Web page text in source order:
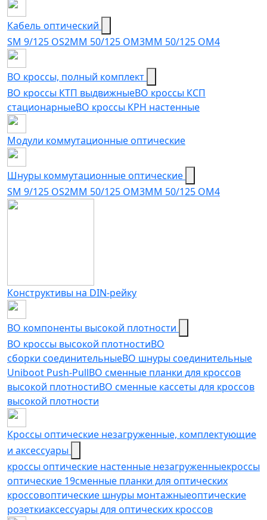
Кабель оптический
SM 9/125 OS2MM 50/125 OM3MM 50/125 OM4
ВО кроссы, полный комплект
ВО кроссы КТП выдвижныеВО кроссы КСП
стационарныеВО кроссы КРН настенные
Модули коммутационные оптические
Шнуры коммутационные оптические
SM 9/125 OS2MM 50/125 OM3MM 50/125 OM4
Конструктивы на DIN-рейку
ВО компоненты высокой плотности
ВО кроссы высокой плотностиВО
сборки соединительныеВО шнуры соединительные
Uniboot Push-PullВО сменные планки для кроссов
высокой плотностиВО сменные кассеты для кроссов
высокой плотности
Кроссы оптические незагруженные, комплектующие
и аксессуары
кроссы оптические настенные незагруженныекроссы
оптические 19сменные планки для оптических
кроссовоптические шнуры монтажныеоптические
розеткиаксессуары для оптических кроссов